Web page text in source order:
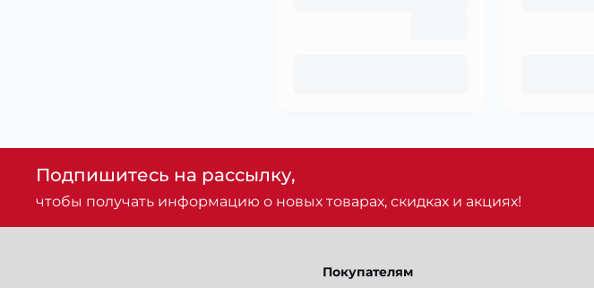
Подпишитесь на рассылку,
чтобы получать информацию о новых товарах, скидках и акциях!
Покупателям